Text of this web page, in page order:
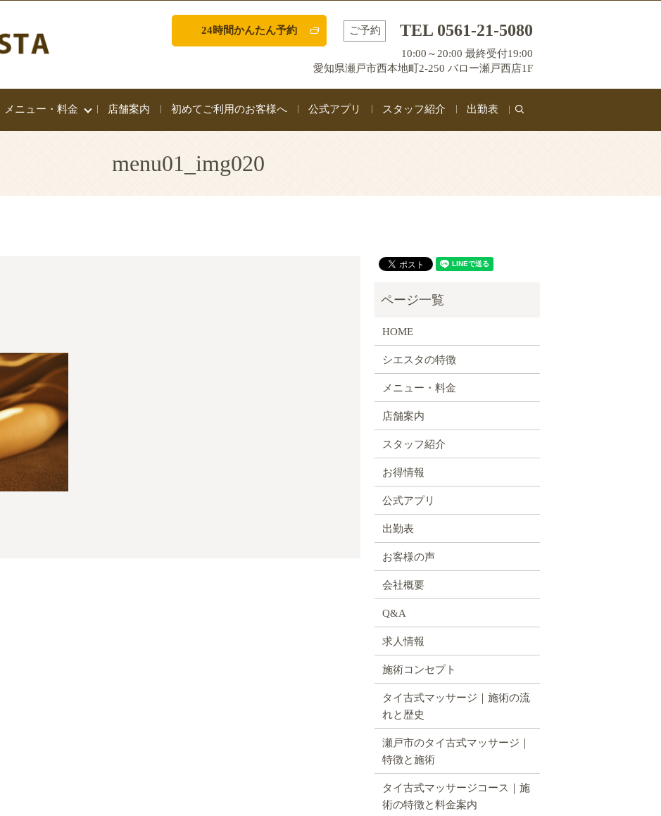
24時間かんたん予約 ご予約 TEL 0561-21-5080
10:00～20:00 最終受付19:00
愛知県瀬戸市西本地町2-250 バロー瀬戸西店1F
メニュー・料金 店舗案内 初めてご利用のお客様へ 公式アプリ スタッフ紹介 出勤表
search
menu01_img020
HOME
シエスタの特徴
メニュー・料金
店舗案内
スタッフ紹介
お得情報
公式アプリ
出勤表
お客様の声
会社概要
Q&A
求人情報
施術コンセプト
タイ古式マッサージ｜施術の流
れと歴史
瀬戸市のタイ古式マッサージ｜
特徴と施術
タイ古式マッサージコース｜施
術の特徴と料金案内